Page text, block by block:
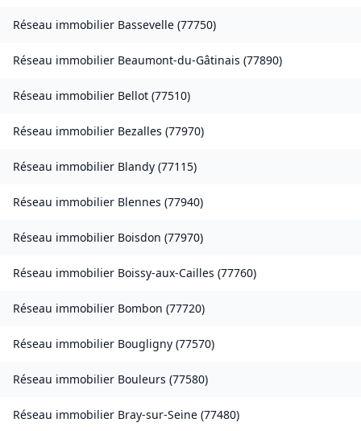
Réseau immobilier Bassevelle (77750)
Réseau immobilier Beaumont-du-Gâtinais (77890)
Réseau immobilier Bellot (77510)
Réseau immobilier Bezalles (77970)
Réseau immobilier Blandy (77115)
Réseau immobilier Blennes (77940)
Réseau immobilier Boisdon (77970)
Réseau immobilier Boissy-aux-Cailles (77760)
Réseau immobilier Bombon (77720)
Réseau immobilier Bougligny (77570)
Réseau immobilier Bouleurs (77580)
Réseau immobilier Bray-sur-Seine (77480)